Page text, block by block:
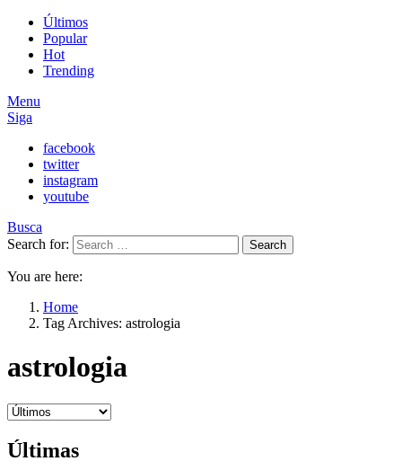
Últimos
Popular
Hot
Trending
Menu
Siga
facebook
twitter
instagram
youtube
Busca
Search for:
Search
You are here:
Home
Tag Archives: astrologia
astrologia
Últimas